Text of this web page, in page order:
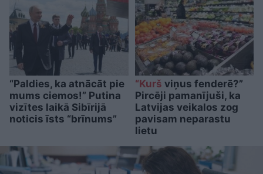
“Paldies, ka atnācāt pie
mums ciemos!” Putina
vizītes laikā Sibīrijā
noticis īsts “brīnums”
“Kurš viņus fenderē?”
Pircēji pamanījuši, ka
Latvijas veikalos zog
pavisam neparastu
lietu